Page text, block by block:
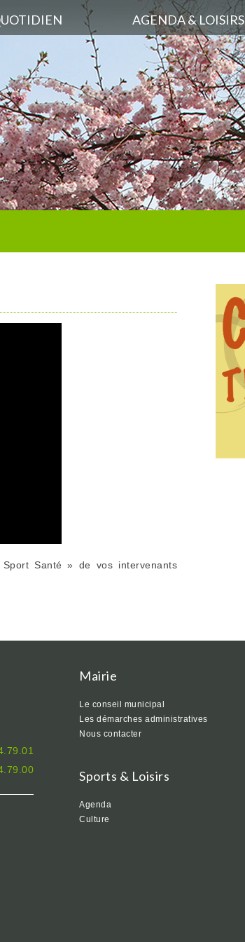
AGENDA & LOISIRS
Santé » de vos intervenants
Mairie
Le conseil municipal
Les démarches administratives
Nous contacter
Sports & Loisirs
Agenda
Culture